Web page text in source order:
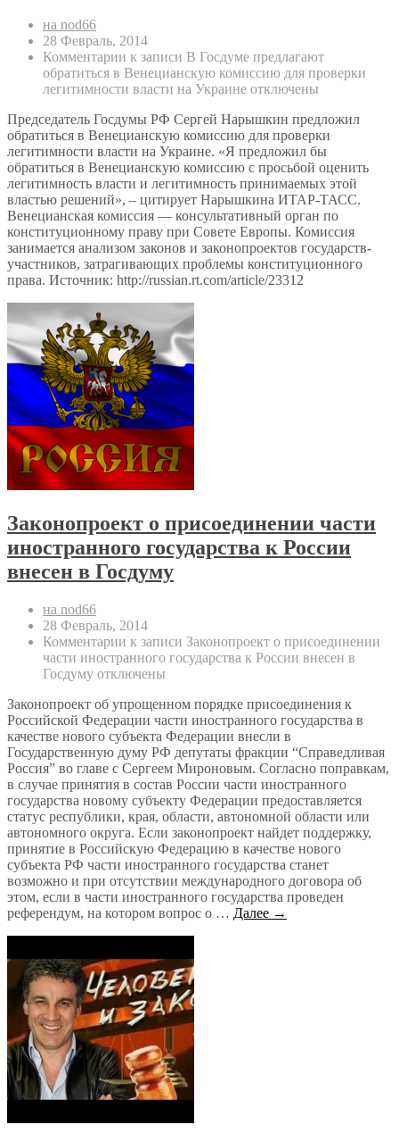
на nod66
28 Февраль, 2014
Комментарии к записи В Госдуме предлагают
обратиться в Венецианскую комиссию для проверки
легитимности власти на Украине отключены
Председатель Госдумы РФ Сергей Нарышкин предложил
обратиться в Венецианскую комиссию для проверки
легитимности власти на Украине. «Я предложил бы
обратиться в Венецианскую комиссию с просьбой оценить
легитимность власти и легитимность принимаемых этой
властью решений», – цитирует Нарышкина ИТАР-ТАСС.
Венецианская комиссия — консультативный орган по
конституционному праву при Совете Европы. Комиссия
занимается анализом законов и законопроектов государств-
участников, затрагивающих проблемы конституционного
права. Источник: http://russian.rt.com/article/23312
Законопроект о присоединении части
иностранного государства к России
внесен в Госдуму
на nod66
28 Февраль, 2014
Комментарии к записи Законопроект о присоединении
части иностранного государства к России внесен в
Госдуму отключены
Законопроект об упрощенном порядке присоединения к
Российской Федерации части иностранного государства в
качестве нового субъекта Федерации внесли в
Государственную думу РФ депутаты фракции “Справедливая
Россия” во главе с Сергеем Мироновым. Согласно поправкам,
в случае принятия в состав России части иностранного
государства новому субъекту Федерации предоставляется
статус республики, края, области, автономной области или
автономного округа. Если законопроект найдет поддержку,
принятие в Российскую Федерацию в качестве нового
субъекта РФ части иностранного государства станет
возможно и при отсутствии международного договора об
этом, если в части иностранного государства проведен
референдум, на котором вопрос о … Далее →